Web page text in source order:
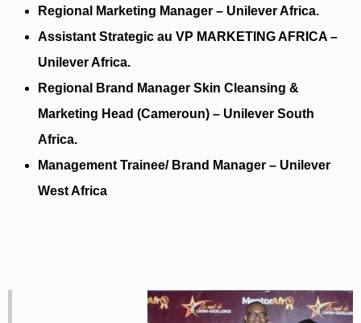
Regional Marketing Manager – Unilever Africa.
Assistant Strategic au VP MARKETING AFRICA –
Unilever Africa.
Regional Brand Manager Skin Cleansing &
Marketing Head (Cameroun) – Unilever South
Africa.
Management Trainee/ Brand Manager – Unilever
West Africa